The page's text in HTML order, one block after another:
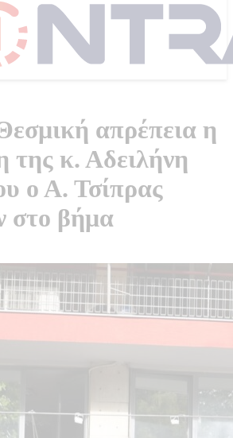
απρέπεια η
της κ. Αδειλήνη
ο Α. Τσίπρας
στο βήμα